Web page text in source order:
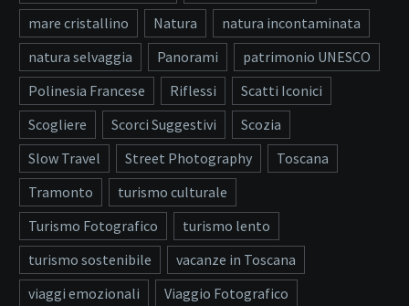
mare cristallino
Natura
natura incontaminata
natura selvaggia
Panorami
patrimonio UNESCO
Polinesia Francese
Riflessi
Scatti Iconici
Scogliere
Scorci Suggestivi
Scozia
Slow Travel
Street Photography
Toscana
Tramonto
turismo culturale
Turismo Fotografico
turismo lento
turismo sostenibile
vacanze in Toscana
viaggi emozionali
Viaggio Fotografico